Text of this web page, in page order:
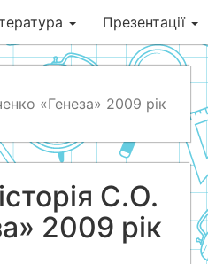
Презентації
«Генеза» 2009 рік
С.О.
2009 рік